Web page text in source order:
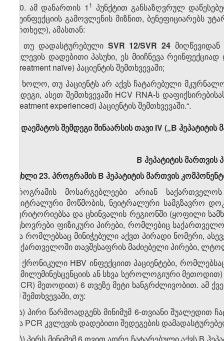
„10. ამ დანართის 1 ​1 პუნქტით განსაზღვრულ
რეინფექციის გამოვლენის მიზნით, ბენეფიციარებს
ერთხელ), ამასთან:
ა) თუ დადასტურებული SVR 12/SVR 24
კვლევის დადებითი პასუხი, ეს მიიჩნევა
(Treatment naïve) პაციენტის შემთხვევაში;
ბ) ხოლო, თუ პაციენტს არ აქვს ჩატარებული
შედეგი, ასეთ შემთხვევაში HCV RNA-ს
(treatment experienced) პაციენტის შემთხვევაში.“.
8. დაემატოს შემდეგი შინაარსის თავი IV („B
B ჰეპატიტის მართვის
მუხლი 23. პროგრამის B ჰეპატიტის მართვის
პროგრამის მოსარგებლეები არიან
ნეიტრალური მოწმობის, ნეიტრალური სამგზავრო
ტერიტორიებსა და ცხინვალის რეგიონში (ყოფილი
მცხოვრები ფიზიკური პირები, რომლებიც
და რომლებსაც მინიჭებული აქვთ პირადი ნომერი,
საქართველოში თავშესაფრის მაძიებელი პირები,
ა) ქრონიკული HBV ინფექციით პაციენტები,
ქემილუმინესცენციის ან სხვა სეროლოგიური
(PCR) მეთოდით) 6 თვეზე მეტი ხანგრძლივობით. ამ
იმ შემთხვევაში, თუ:
ა.ა) პირი წარმოადგენს მინიმუმ 6-თვიანი შუალედით
და PCR კვლევის დადებითი შედეგების